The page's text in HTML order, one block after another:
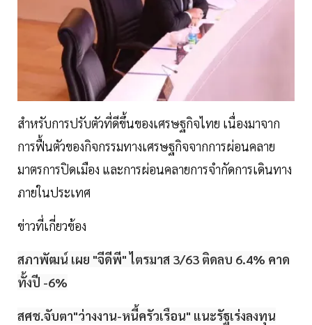
สำหรับการปรับตัวที่ดีขึ้นของเศรษฐกิจไทย เนื่องมาจาก
การฟื้นตัวของกิจกรรมทางเศรษฐกิจจากการผ่อนคลาย
มาตรการปิดเมือง และการผ่อนคลายการจำกัดการเดินทาง
ภายในประเทศ
ข่าวที่เกี่ยวข้อง
สภาพัฒน์ เผย "จีดีพี" ไตรมาส 3/63 ติดลบ 6.4% คาด
ทั้งปี -6%
สศช.จับตา"ว่างงาน-หนี้ครัวเรือน" แนะรัฐเร่งลงทุน